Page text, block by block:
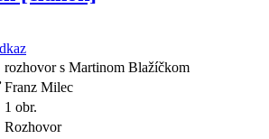
rozhovor s Martinom Blažíčkom
Franz Milec
1 obr.
Rozhovor